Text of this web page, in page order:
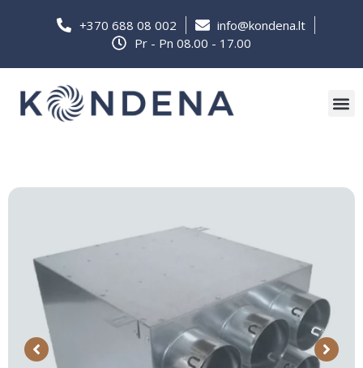
+370 688 08 002
info@kondena.lt
Pr - Pn 08.00 - 17.00